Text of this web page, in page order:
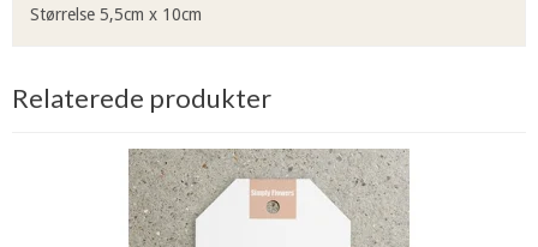
Størrelse 5,5cm x 10cm
Relaterede produkter